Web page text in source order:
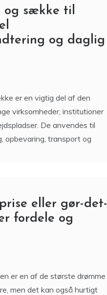
og sække til
og daglig
er en vigtig del af den
virksomheder, institutioner
De anvendes til
opbevaring, transport og
eller gør-det-
fordele og
er en af de største drømme
men det kan også hurtigt